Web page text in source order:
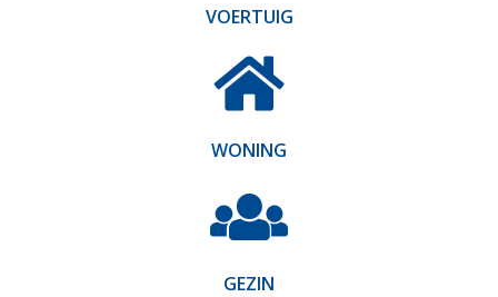
VOERTUIG
WONING
GEZIN